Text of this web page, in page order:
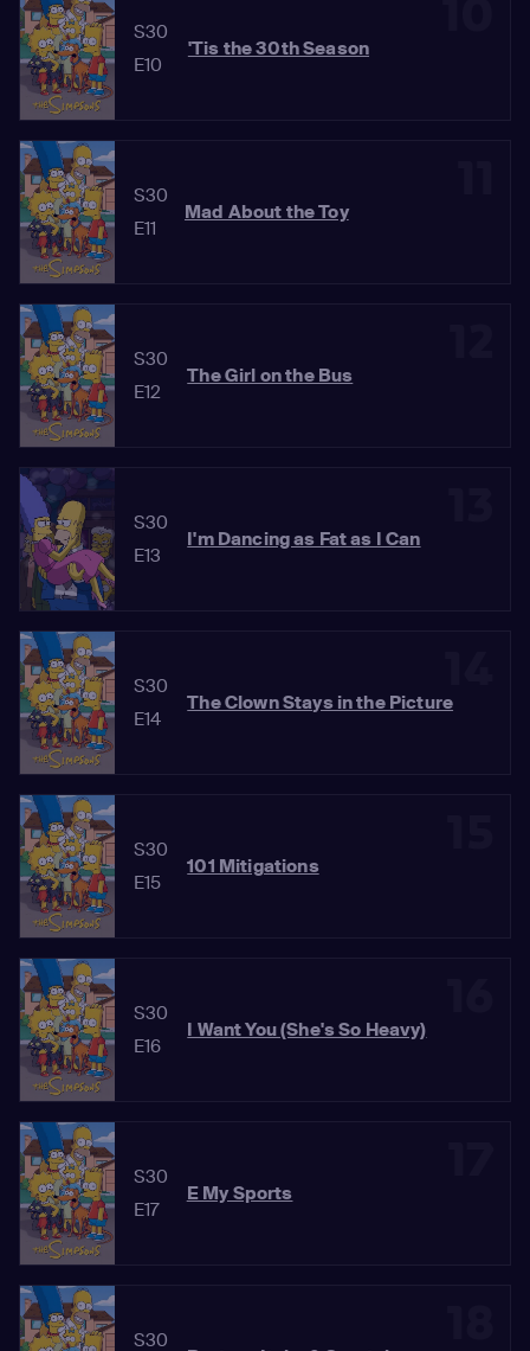
S30
E10
'Tis the 30th Season
S30
E11
Mad About the Toy
S30
E12
The Girl on the Bus
S30
E13
I'm Dancing as Fat as I Can
S30
E14
The Clown Stays in the Picture
S30
E15
101 Mitigations
S30
E16
I Want You (She's So Heavy)
S30
E17
E My Sports
S30